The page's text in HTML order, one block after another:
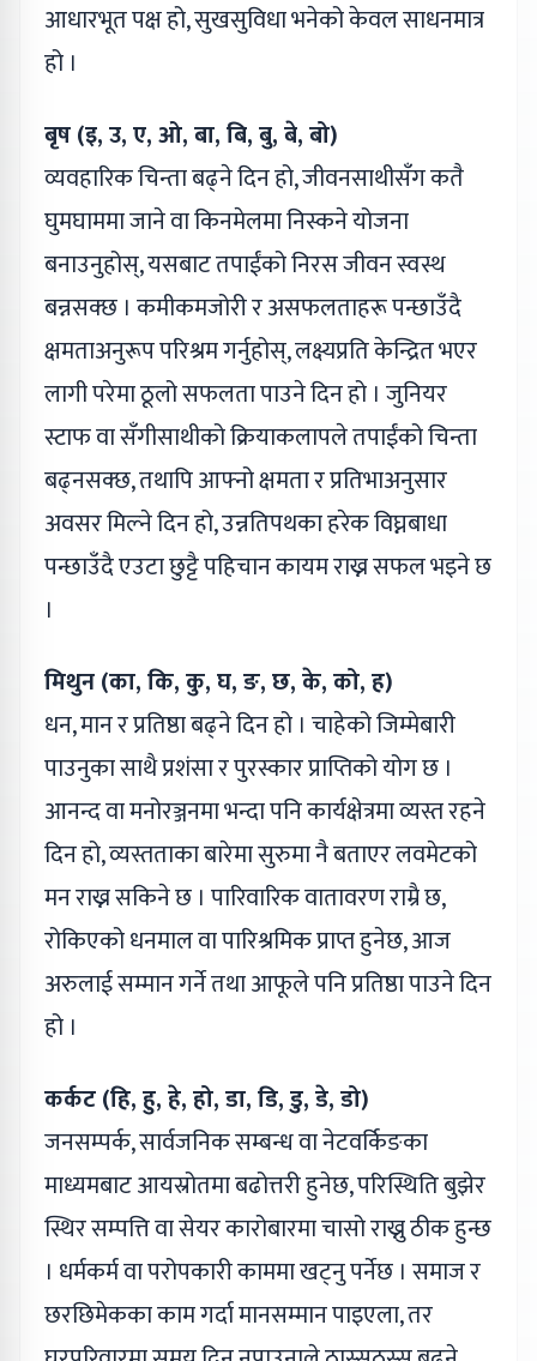
आधारभूत पक्ष हो, सुखसुविधा भनेको केवल साधनमात्र
हो ।
बृष (इ, उ, ए, ओ, बा, बि, बु, बे, बो)
व्यवहारिक चिन्ता बढ्ने दिन हो, जीवनसाथीसँग कतै
घुमघाममा जाने वा किनमेलमा निस्कने योजना
बनाउनुहोस्, यसबाट तपाईंको निरस जीवन स्वस्थ
बन्नसक्छ । कमीकमजोरी र असफलताहरू पन्छाउँदै
क्षमताअनुरूप परिश्रम गर्नुहोस्, लक्ष्यप्रति केन्द्रित भएर
लागी परेमा ठूलो सफलता पाउने दिन हो । जुनियर
स्टाफ वा सँगीसाथीको क्रियाकलापले तपाईंको चिन्ता
बढ्नसक्छ, तथापि आफ्नो क्षमता र प्रतिभाअनुसार
अवसर मिल्ने दिन हो, उन्नतिपथका हरेक विघ्नबाधा
पन्छाउँदै एउटा छुट्टै पहिचान कायम राख्न सफल भइने छ
।
मिथुन (का, कि, कु, घ, ङ, छ, के, को, ह)
धन, मान र प्रतिष्ठा बढ्ने दिन हो । चाहेको जिम्मेबारी
पाउनुका साथै प्रशंसा र पुरस्कार प्राप्तिको योग छ ।
आनन्द वा मनोरञ्जनमा भन्दा पनि कार्यक्षेत्रमा व्यस्त रहने
दिन हो, व्यस्तताका बारेमा सुरुमा नै बताएर लवमेटको
मन राख्न सकिने छ । पारिवारिक वातावरण राम्रै छ,
रोकिएको धनमाल वा पारिश्रमिक प्राप्त हुनेछ, आज
अरुलाई सम्मान गर्ने तथा आफूले पनि प्रतिष्ठा पाउने दिन
हो ।
कर्कट (हि, हु, हे, हो, डा, डि, डु, डे, डो)
जनसम्पर्क, सार्वजनिक सम्बन्ध वा नेटवर्किङका
माध्यमबाट आयस्रोतमा बढोत्तरी हुनेछ, परिस्थिति बुझेर
स्थिर सम्पत्ति वा सेयर कारोबारमा चासो राख्नु ठीक हुन्छ
। धर्मकर्म वा परोपकारी काममा खट्नु पर्नेछ । समाज र
छरछिमेकका काम गर्दा मानसम्मान पाइएला, तर